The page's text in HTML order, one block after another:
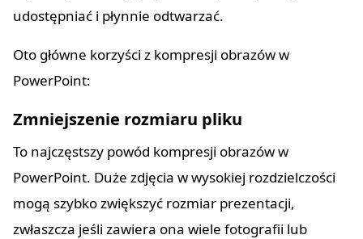
udostępniać i płynnie odtwarzać.
Oto główne korzyści z kompresji obrazów w
PowerPoint:
Zmniejszenie rozmiaru pliku
To najczęstszy powód kompresji obrazów w
PowerPoint. Duże zdjęcia w wysokiej rozdzielczości
mogą szybko zwiększyć rozmiar prezentacji,
zwłaszcza jeśli zawiera ona wiele fotografii lub